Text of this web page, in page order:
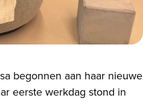
begonnen aan haar nieuwe
eerste werkdag stond in